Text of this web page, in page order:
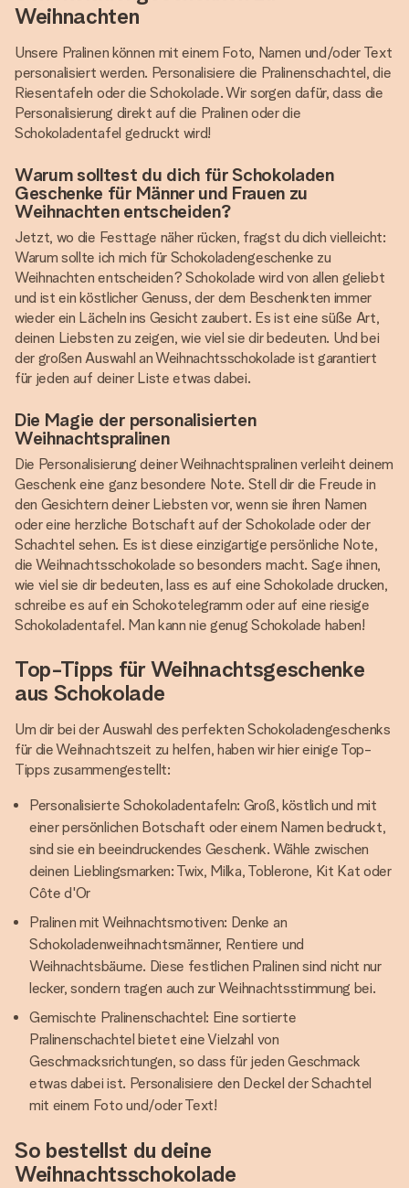
Weihnachten
Unsere Pralinen können mit einem Foto, Namen und/oder Text
personalisiert werden. Personalisiere die Pralinenschachtel, die
Riesentafeln oder die Schokolade. Wir sorgen dafür, dass die
Personalisierung direkt auf die Pralinen oder die
Schokoladentafel gedruckt wird!
Warum solltest du dich für Schokoladen
Geschenke für Männer und Frauen zu
Weihnachten entscheiden?
Jetzt, wo die Festtage näher rücken, fragst du dich vielleicht:
Warum sollte ich mich für Schokoladengeschenke zu
Weihnachten entscheiden? Schokolade wird von allen geliebt
und ist ein köstlicher Genuss, der dem Beschenkten immer
wieder ein Lächeln ins Gesicht zaubert. Es ist eine süße Art,
deinen Liebsten zu zeigen, wie viel sie dir bedeuten. Und bei
der großen Auswahl an Weihnachtsschokolade ist garantiert
für jeden auf deiner Liste etwas dabei.
Die Magie der personalisierten
Weihnachtspralinen
Die Personalisierung deiner Weihnachtspralinen verleiht deinem
Geschenk eine ganz besondere Note. Stell dir die Freude in
den Gesichtern deiner Liebsten vor, wenn sie ihren Namen
oder eine herzliche Botschaft auf der Schokolade oder der
Schachtel sehen. Es ist diese einzigartige persönliche Note,
die Weihnachtsschokolade so besonders macht. Sage ihnen,
wie viel sie dir bedeuten, lass es auf eine Schokolade drucken,
schreibe es auf ein Schokotelegramm oder auf eine riesige
Schokoladentafel. Man kann nie genug Schokolade haben!
Top-Tipps für Weihnachtsgeschenke
aus Schokolade
Um dir bei der Auswahl des perfekten Schokoladengeschenks
für die Weihnachtszeit zu helfen, haben wir hier einige Top-
Tipps zusammengestellt:
Personalisierte Schokoladentafeln: Groß, köstlich und mit
einer persönlichen Botschaft oder einem Namen bedruckt,
sind sie ein beeindruckendes Geschenk. Wähle zwischen
deinen Lieblingsmarken: Twix, Milka, Toblerone, Kit Kat oder
Côte d'Or
Pralinen mit Weihnachtsmotiven: Denke an
Schokoladenweihnachtsmänner, Rentiere und
Weihnachtsbäume. Diese festlichen Pralinen sind nicht nur
lecker, sondern tragen auch zur Weihnachtsstimmung bei.
Gemischte Pralinenschachtel: Eine sortierte
Pralinenschachtel bietet eine Vielzahl von
Geschmacksrichtungen, so dass für jeden Geschmack
etwas dabei ist. Personalisiere den Deckel der Schachtel
mit einem Foto und/oder Text!
So bestellst du deine
Weihnachtsschokolade